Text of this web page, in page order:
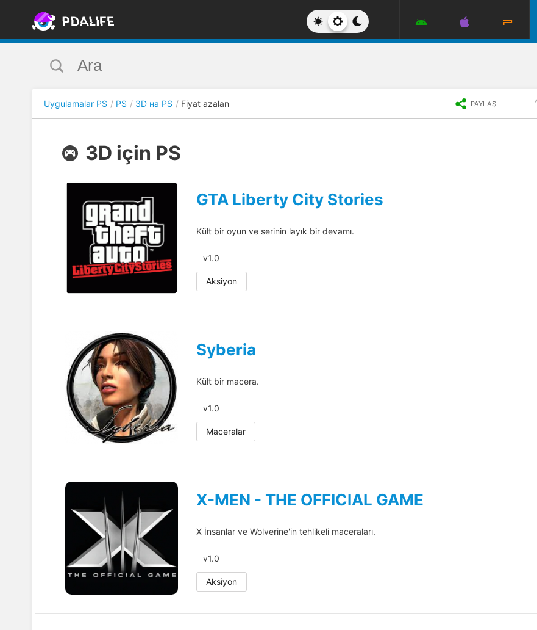
Uygulamalar PS PS 3D на PS Fiyat azalan PAYLAŞ
3D için PS
GTA Liberty City Stories
Kült bir oyun ve serinin layık bir devamı.
v1.0
Aksiyon
Syberia
Kült bir macera.
v1.0
Maceralar
X-MEN - THE OFFICIAL GAME
X İnsanlar ve Wolverine'in tehlikeli maceraları.
v1.0
Aksiyon